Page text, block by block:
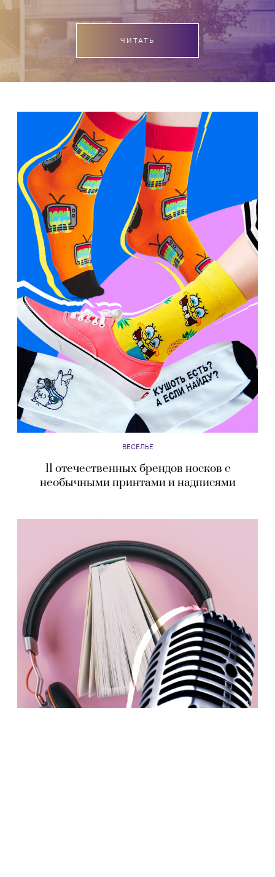
ЧИТАТЬ
ВЕСЕЛЬЕ
11 отечественных брендов носков с
необычными принтами и надписями